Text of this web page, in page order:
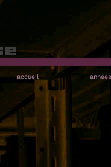
accueil années